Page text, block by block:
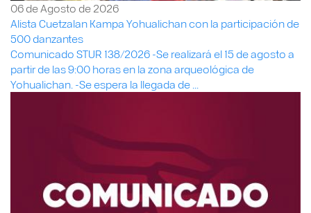
06 de Agosto de 2026
Alista Cuetzalan Kampa Yohualichan con la participación de
500 danzantes
Comunicado STUR 138/2026 -Se realizará el 15 de agosto a
partir de las 9:00 horas en la zona arqueológica de
Yohualichan. -Se espera la llegada de ...